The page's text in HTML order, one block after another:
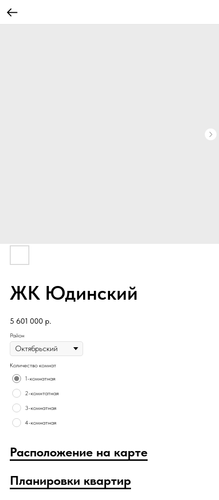
ЖК Юдинский
5 601 000 р.
Район
Количество комнат
1-комнатная
2-комнтатная
3-комнатная
4-комнатная
Расположение на карте
Планировки квартир